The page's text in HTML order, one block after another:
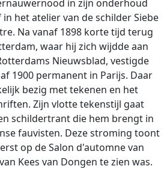
in zijn onderhoud
het atelier van de schilder Siebe
Na vanaf 1898 korte tijd terug
waar hij zich wijdde aan
Nieuwsblad, vestigde
1900 permanent in Parijs. Daar
bezig met tekenen en het
Zijn vlotte tekenstijl gaat
schildertrant die hem brengt in
fauvisten. Deze stroming toont
op de Salon d'automne van
Kees van Dongen te zien was.